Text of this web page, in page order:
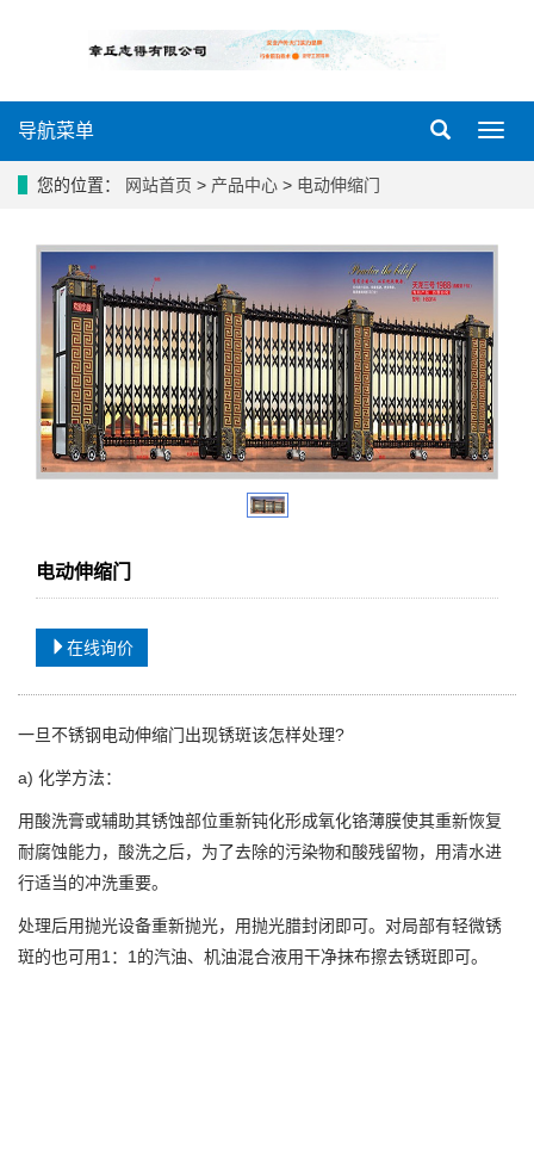
导
导航菜单
您的位置： 网站首页 > 产品中心 > 电动伸缩门
电动伸缩门
在线询价
一旦不锈钢电动伸缩门出现锈斑该怎样处理?
a) 化学方法：
用酸洗膏或辅助其锈蚀部位重新钝化形成氧化铬薄膜使其重新恢复
耐腐蚀能力，酸洗之后，为了去除的污染物和酸残留物，用清水进
行适当的冲洗重要。
处理后用抛光设备重新抛光，用抛光腊封闭即可。对局部有轻微锈
斑的也可用1：1的汽油、机油混合液用干净抹布擦去锈斑即可。